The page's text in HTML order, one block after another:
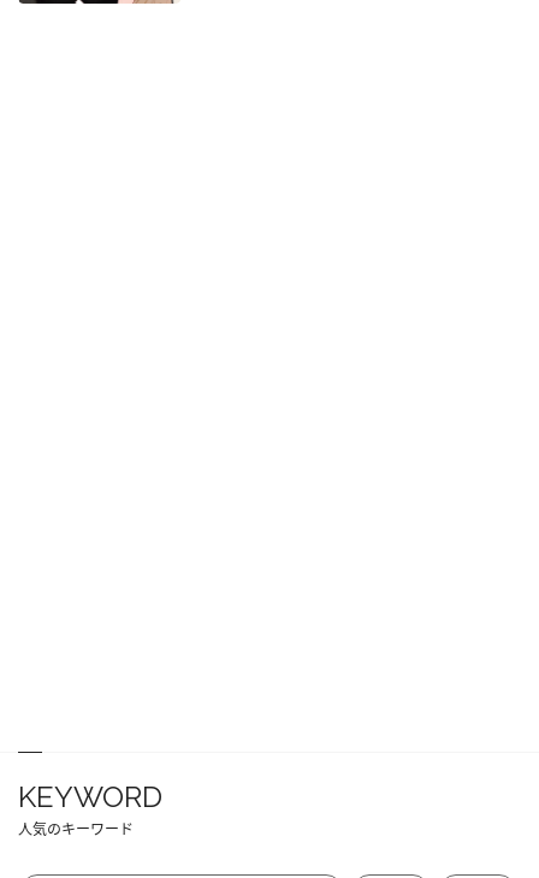
KEYWORD
人気のキーワード